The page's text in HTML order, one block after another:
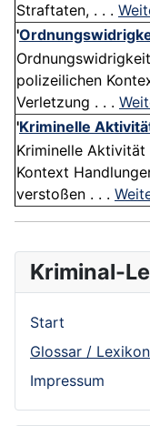
Straftaten, . . .
'
polizeilichen
Verletzung . . .
'Kriminelle
Kriminelle
Kontext
verstoßen . . .
Kriminal-
Start
Glossar / Lexikon
Impressum